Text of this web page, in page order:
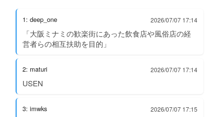
1: deep_one 2026/07/07 17:14
「大阪ミナミの歓楽街にあった飲食店や風俗店の経
営者らの相互扶助を目的」
2: maturi 2026/07/07 17:14
USEN
3: imwks 2026/07/07 17:15